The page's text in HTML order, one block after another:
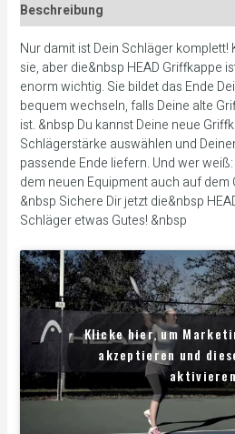
Beschreibung
Nur damit ist Dein Schläger
sie, aber die&nbsp HEAD Griffkappe
enorm wichtig. Sie bildet das Ende
bequem wechseln, falls Deine alte
ist. &nbsp Du kannst Deine neue
Schlägerstärke auswählen und
passende Ende liefern. Und wer
dem neuen Equipment auch auf
&nbsp Sichere Dir jetzt die&nbsp
Schläger etwas Gutes! &nbsp
Klicke hier, um
akzeptieren und